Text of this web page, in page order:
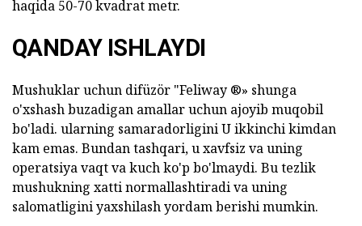
haqida 50-70 kvadrat metr.
QANDAY ISHLAYDI
Mushuklar uchun difüzör "Feliway ®» shunga
o'xshash buzadigan amallar uchun ajoyib muqobil
bo'ladi. ularning samaradorligini U ikkinchi kimdan
kam emas. Bundan tashqari, u xavfsiz va uning
operatsiya vaqt va kuch ko'p bo'lmaydi. Bu tezlik
mushukning xatti normallashtiradi va uning
salomatligini yaxshilash yordam berishi mumkin.